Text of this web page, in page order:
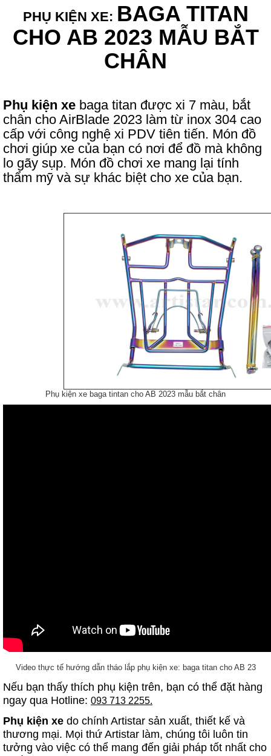
PHỤ KIỆN XE: BAGA TITAN
CHO AB 2023 MẪU BẮT
CHÂN
Phụ kiện xe baga titan được xi 7 màu, bắt
chân cho AirBlade 2023 làm từ inox 304 cao
cấp với công nghệ xi PDV tiên tiến. Món đồ
chơi giúp xe của bạn có nơi để đồ mà không
lo gãy sụp. Món đồ chơi xe mang lại tính
thẩm mỹ và sự khác biệt cho xe của bạn.
Phụ kiện xe baga tintan cho AB 2023 mẫu bắt chân
Video thực tế hướng dẫn tháo lắp phụ kiện xe: baga titan cho AB 23
Nếu bạn thấy thích phụ kiện trên, bạn có thể đặt hàng
ngay qua Hotline: 093 713 2255.
Phụ kiện xe do chính Artistar sản xuất, thiết kế và
thương mại. Mọi thứ Artistar làm, chúng tôi luôn tin
tưởng vào việc có thể mang đến giải pháp tốt nhất cho